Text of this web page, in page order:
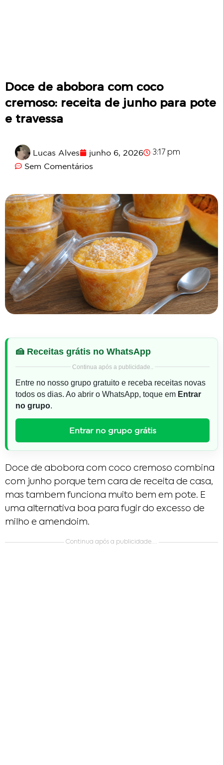
Doce de abobora com coco
cremoso: receita de junho para pote
e travessa
Lucas Alves junho 6, 2026 3:17 pm
Sem Comentários
🍰 Receitas grátis no WhatsApp
Continua após a publicidade..
Entre no nosso grupo gratuito e receba receitas novas
todos os dias. Ao abrir o WhatsApp, toque em Entrar
no grupo.
Entrar no grupo grátis
Doce de abobora com coco cremoso combina
com junho porque tem cara de receita de casa,
mas tambem funciona muito bem em pote. E
uma alternativa boa para fugir do excesso de
milho e amendoim.
Continua após a publicidade....